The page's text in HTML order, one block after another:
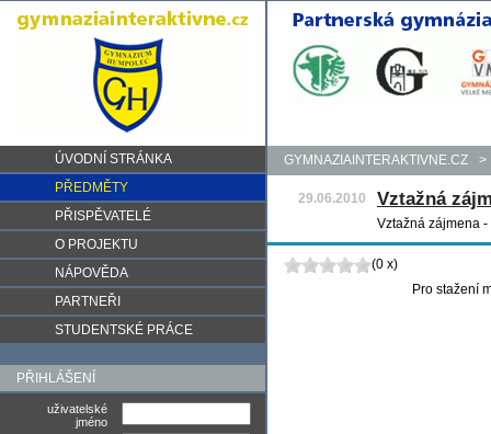
ÚVODNÍ STRÁNKA
PŘEDMĚTY
PŘISPĚVATELÉ
O PROJEKTU
NÁPOVĚDA
PARTNEŘI
STUDENTSKÉ PRÁCE
PŘIHLÁŠENÍ
uživatelské
jméno
GYMNAZIAINTERAKTIVNE.CZ >
29.06.2010 Vztažná
Vztažná zájmena
(0 x)
Pro stažení